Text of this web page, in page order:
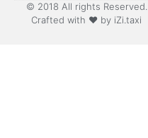
© 2018 All rights Reserved.
Crafted with ♥ by iZi.taxi